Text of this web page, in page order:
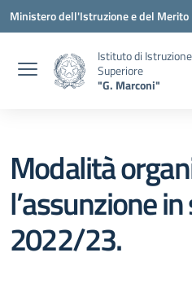
Vai ai contenuti
Vai al menu di navigazione
Vai al footer
Ministero dell'Istruzione e del Merito
Istituto di Istruzione
Superiore
"G. Marconi"
Modalità
l’assunzione
2022/23.